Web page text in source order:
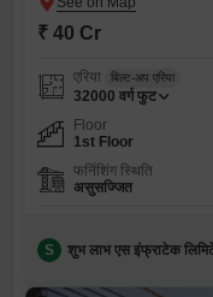
₹ 40 Cr
एरिया बिल्ट-अप एरिया
32000 वर्ग फुट
Floor
1st Floor
फर्निशिंग स्थिति
असुसज्जित
S शुभ लाभ एस इंफ्राटेक